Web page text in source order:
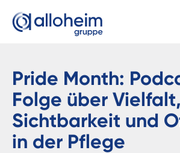
Pride Month:
Folge über Vielfalt,
Sichtbarkeit und
in der Pflege